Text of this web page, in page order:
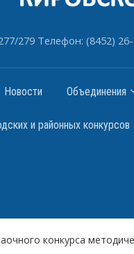
279 Телефон: (8452)
Новости Объединения
и районных конкурсов
конкурса